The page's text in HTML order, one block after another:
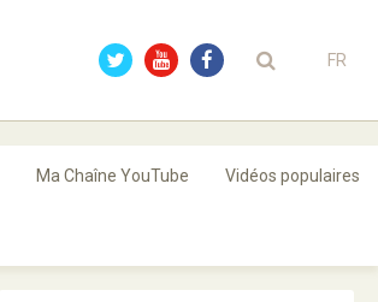
FR
Ma Chaîne YouTube Vidéos populaires